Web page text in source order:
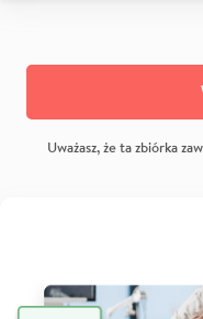
Uważasz, że ta zbiórka